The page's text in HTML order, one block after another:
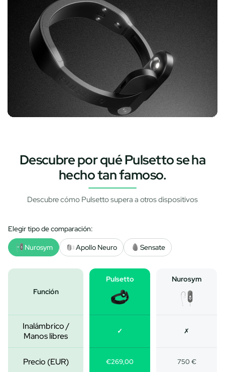
Descubre por qué Pulsetto se ha
hecho tan famoso.
Descubre cómo Pulsetto supera a otros dispositivos
Elegir tipo de comparación:
Nurosym Apollo Neuro Sensate
Función
Pulsetto Nurosym
Inalámbrico /
Manos libres
✓ ✗
Precio (EUR) €269,00 750 €